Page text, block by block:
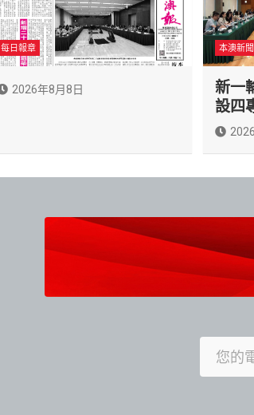
每日報章
2026年8月8日
本澳新聞
新一
設四